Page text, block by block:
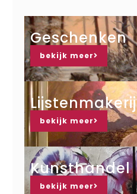
Geschenken
bekijk meer
Lijstenmakerij
bekijk meer
Kunsthandel
bekijk meer